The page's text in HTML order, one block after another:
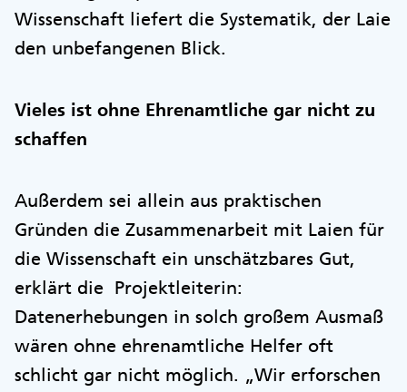
Wissenschaft liefert die Systematik, der Laie
den unbefangenen Blick.
Vieles ist ohne Ehrenamtliche gar nicht zu
schaffen
Außerdem sei allein aus praktischen
Gründen die Zusammenarbeit mit Laien für
die Wissenschaft ein unschätzbares Gut,
erklärt die Projektleiterin:
Datenerhebungen in solch großem Ausmaß
wären ohne ehrenamtliche Helfer oft
schlicht gar nicht möglich. „Wir erforschen